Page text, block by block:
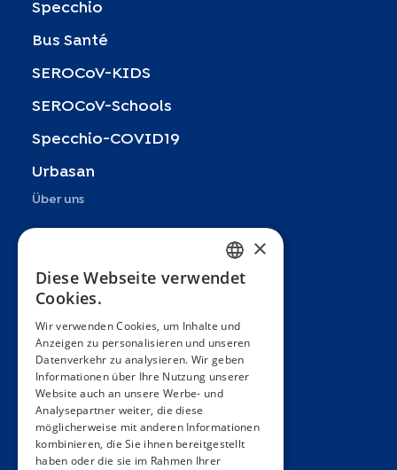
Specchio
Bus Santé
SEROCoV-KIDS
SEROCoV-Schools
Specchio-COVID19
Urbasan
Über uns
Teams
Partner
Veröffentlichungen
Zoom In
FAQ
Kontakt
Allgemeine Bedingungen
FRENCH
SPANISH
GERMAN
PORTUGUESE
×
Diese Webseite verwendet
Cookies.
Wir verwenden Cookies, um Inhalte und
Anzeigen zu personalisieren und unseren
Datenverkehr zu analysieren. Wir geben
Informationen über Ihre Nutzung unserer
Website auch an unsere Werbe- und
Analysepartner weiter, die diese
möglicherweise mit anderen Informationen
kombinieren, die Sie ihnen bereitgestellt
haben oder die sie im Rahmen Ihrer